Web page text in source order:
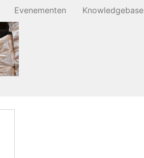
Evenementen Knowledgebase